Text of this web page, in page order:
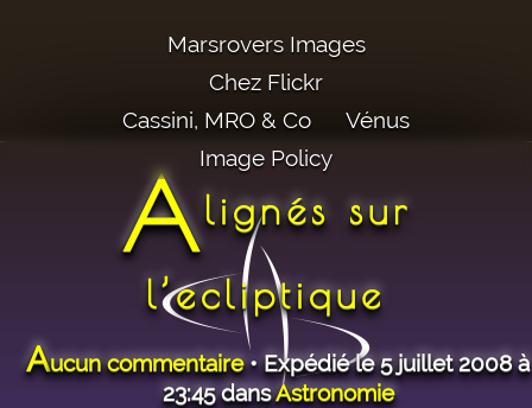
Marsrovers Images
Chez Flickr
Cassini, MRO & Co
Vénus
Image Policy
Alignés sur
l’ecliptique
Aucun commentaire• Expédié le 5 juillet 2008 à
23:45 dansAstronomie